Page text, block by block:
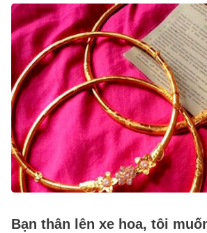
Bạn thân lên xe hoa, tôi